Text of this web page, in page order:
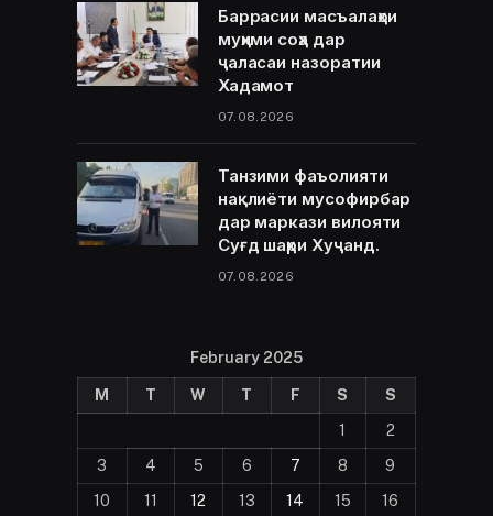
Баррасии масъалаҳои
муҳими соҳа дар
ҷаласаи назоратии
Хадамот
07.08.2026
Танзими фаъолияти
нақлиёти мусофирбар
дар маркази вилояти
Суғд шаҳри Хуҷанд.
07.08.2026
February 2025
M T W T F S
S
1
2
3
4 5 6 7 8
9
10
11 12 13 14 15 16